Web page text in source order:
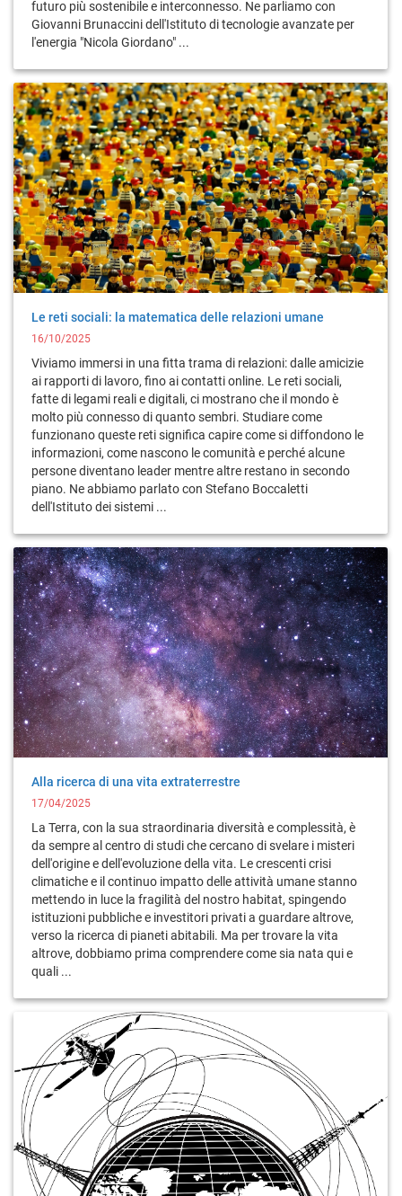
futuro più sostenibile e interconnesso. Ne parliamo con
Giovanni Brunaccini dell'Istituto di tecnologie avanzate per
l'energia "Nicola Giordano" ...
Le reti sociali: la matematica delle relazioni umane
16/10/2025
Viviamo immersi in una fitta trama di relazioni: dalle amicizie
ai rapporti di lavoro, fino ai contatti online. Le reti sociali,
fatte di legami reali e digitali, ci mostrano che il mondo è
molto più connesso di quanto sembri. Studiare come
funzionano queste reti significa capire come si diffondono le
informazioni, come nascono le comunità e perché alcune
persone diventano leader mentre altre restano in secondo
piano. Ne abbiamo parlato con Stefano Boccaletti
dell'Istituto dei sistemi ...
Alla ricerca di una vita extraterrestre
17/04/2025
La Terra, con la sua straordinaria diversità e complessità, è
da sempre al centro di studi che cercano di svelare i misteri
dell'origine e dell'evoluzione della vita. Le crescenti crisi
climatiche e il continuo impatto delle attività umane stanno
mettendo in luce la fragilità del nostro habitat, spingendo
istituzioni pubbliche e investitori privati a guardare altrove,
verso la ricerca di pianeti abitabili. Ma per trovare la vita
altrove, dobbiamo prima comprendere come sia nata qui e
quali ...